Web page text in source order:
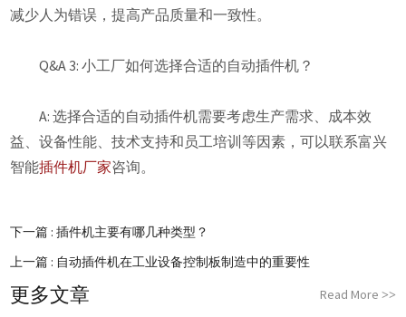
减少人为错误，提高产品质量和一致性。
Q&A 3: 小工厂如何选择合适的自动插件机？
A: 选择合适的自动插件机需要考虑生产需求、成本效
益、设备性能、技术支持和员工培训等因素，可以联系富兴
智能插件机厂家咨询。
下一篇 :插件机主要有哪几种类型？
上一篇 : 自动插件机在工业设备控制板制造中的重要性
更多文章 Read More >>